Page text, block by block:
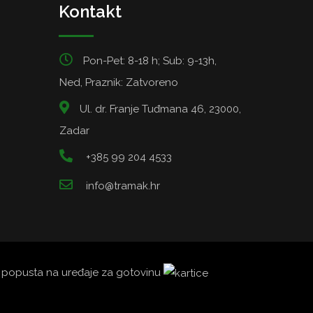
Kontakt
Pon-Pet: 8-18 h; Sub: 9-13h,
Ned, Praznik: Zatvoreno
Ul. dr. Franje Tuđmana 46, 23000,
Zadar
+385 99 204 4533
info@tramak.hr
popusta na uređaje za gotovinu